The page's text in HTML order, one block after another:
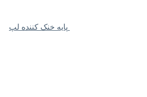
پایه خنک کننده لپ